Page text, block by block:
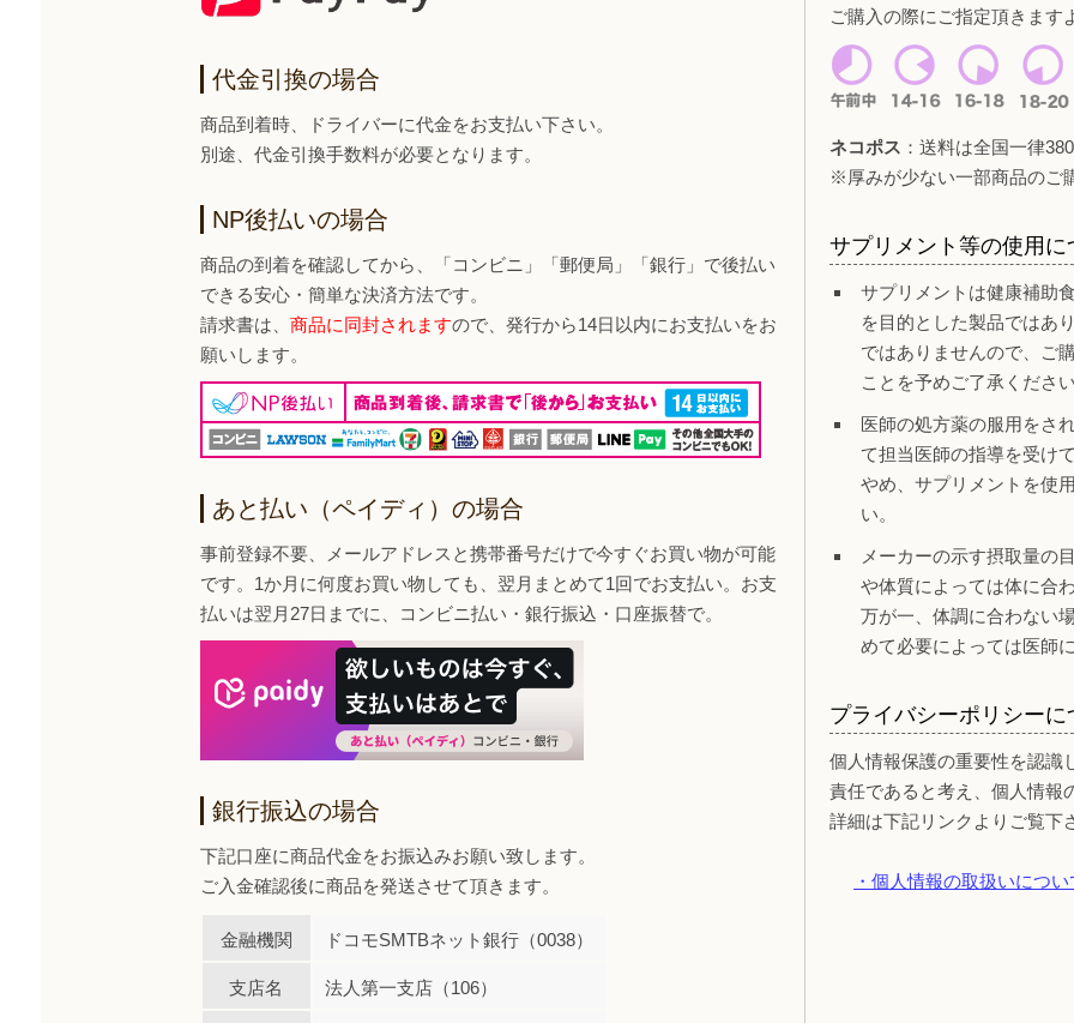
代金引換の場合
商品到着時、ドライバーに代金をお支払い下さい。
別途、代金引換手数料が必要となります。
NP後払いの場合
商品の到着を確認してから、「コンビニ」「郵便局」「銀行」で後払い
できる安心・簡単な決済方法です。
請求書は、 商品に同封されますので、発行から14日以内にお支払いをお
願いします。
あと払い（ペイディ）の場合
事前登録不要、メールアドレスと携帯番号だけで今すぐお買い物が可能
です。1か月に何度お買い物しても、翌月まとめて1回でお支払い。お支
払いは翌月27日までに、コンビニ払い・銀行振込・口座振替で。
銀行振込の場合
下記口座に商品代金をお振込みお願い致します。
ご入金確認後に商品を発送させて頂きます。
金融機関 ドコモSMTBネット銀行（0038）
支店名 法人第一支店（106）
ご購入の際にご指定頂きます
ネコポス ：送料は全国一律
※厚みが少ない一部商品のご
サプリメント等の使用に
サプリメントは健康補助
を目的とした製品ではあ
ではありませんので、ご
ことを予めご了承くださ
医師の処方薬の服用をさ
て担当医師の指導を受け
やめ、サプリメントを使
い。
メーカーの示す摂取量の
や体質によっては体に合
万が一、体調に合わない
めて必要によっては医師
プライバシーポリシーに
個人情報保護の重要性を認識
責任であると考え、個人情報
詳細は下記リンクよりご覧下
・個人情報の取扱いについ